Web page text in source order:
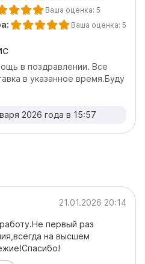
Ваша оценка: 5
Ваша оценка: 5
в поздравлении. Все
в указанное время.Буду
2026 года в 15:57
21.01.2026 20:14
первый раз
на высшем